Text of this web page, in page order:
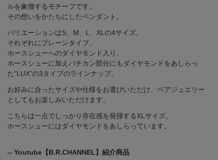
ルを象徴するモチーフです。
その想いをかたちにしたペンダント。
バリエーションはS、M、L、XLの4サイズ。
それぞれにプレーンタイプ、
ホースシューへのダイヤモンド入り、
ホースシューに加えバチカン部分にもダイヤモンドをあしらっ
た“LUX”の3タイプのラインナップ。
お好みに合ったサイズや仕様をお選びいただけ、ペアジュエリー
としてもお楽しみいただけます。
こちらは一点でしっかり存在感を発揮するXLサイズ。
ホースシューにはダイヤモンドをあしらっています。
-- Youtube【B.R.CHANNEL】紹介商品